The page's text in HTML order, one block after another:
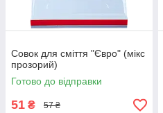
Совок для сміття "Євро" (мікс
прозорий)
Готово до відправки
51 ₴ 57 ₴